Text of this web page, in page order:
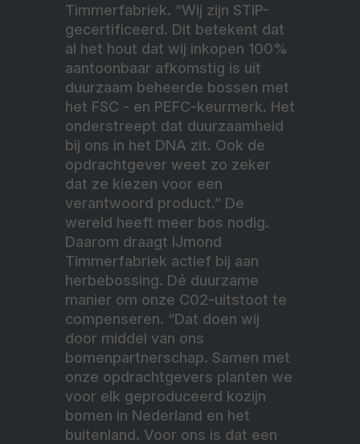
Timmerfabriek. “Wij zijn STIP-
gecertificeerd. Dit betekent dat
al het hout dat wij inkopen 100%
aantoonbaar afkomstig is uit
duurzaam beheerde bossen met
het FSC - en PEFC-keurmerk. Het
onderstreept dat duurzaamheid
bij ons in het DNA zit. Ook de
opdrachtgever weet zo zeker
dat ze kiezen voor een
verantwoord product.” De
wereld heeft meer bos nodig.
Daarom draagt IJmond
Timmerfabriek actief bij aan
herbebossing. Dé duurzame
manier om onze C02-uitstoot te
compenseren. “Dat doen wij
door middel van ons
bomenpartnerschap. Samen met
onze opdrachtgevers planten we
voor elk geproduceerd kozijn
bomen in Nederland en het
buitenland. Voor ons is dat een